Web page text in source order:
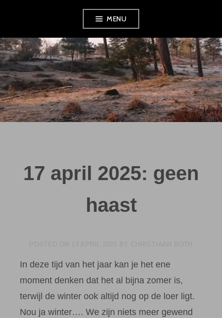
content
MENU
17 april 2025: geen
haast
In deze tijd van het jaar kan je het ene
moment denken dat het al bijna zomer is,
terwijl de winter ook altijd nog op de loer ligt.
Nou ja winter…. We zijn niets meer gewend